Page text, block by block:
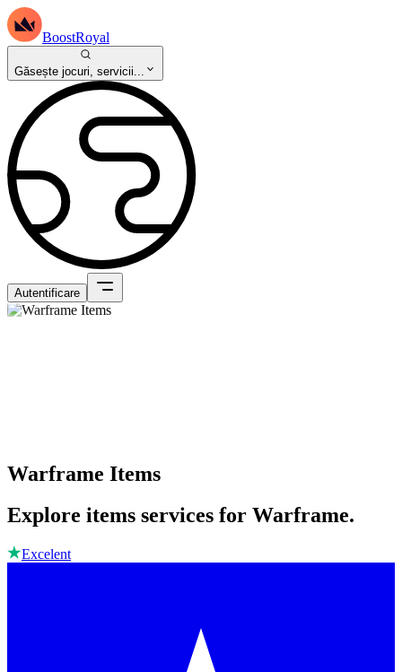
BoostRoyal
Găsește jocuri, servicii...
Autentificare
Warframe Items
Explore items services for Warframe.
Excelent